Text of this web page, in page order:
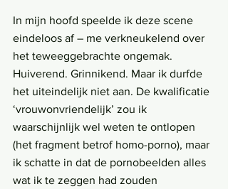
In mijn hoofd speelde ik deze scene
eindeloos af – me verkneukelend over
het teweeggebrachte ongemak.
Huiverend. Grinnikend. Maar ik durfde
het uiteindelijk niet aan. De kwalificatie
‘vrouwonvriendelijk’ zou ik
waarschijnlijk wel weten te ontlopen
(het fragment betrof homo-porno), maar
ik schatte in dat de pornobeelden alles
wat ik te zeggen had zouden